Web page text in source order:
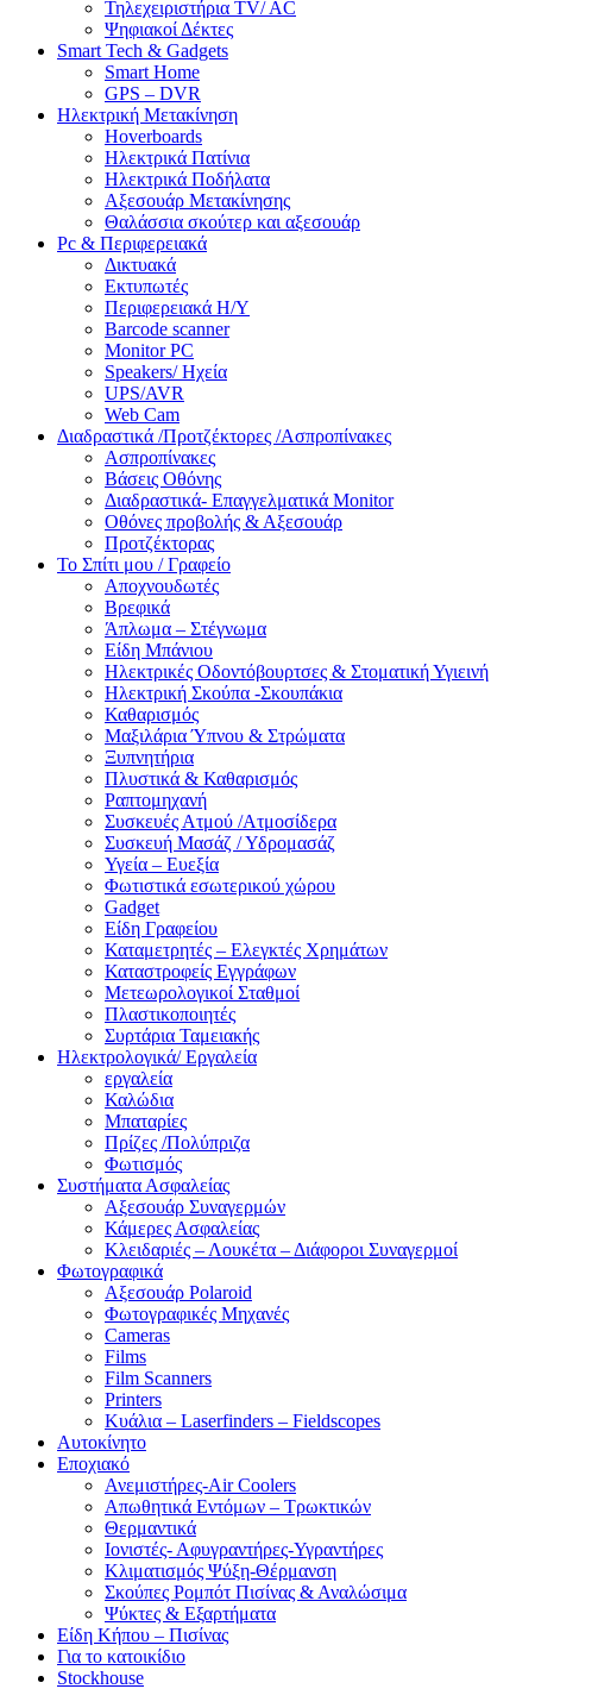
Τηλεχειριστήρια TV/ AC
Ψηφιακοί Δέκτες
Smart Tech & Gadgets
Smart Home
GPS – DVR
Ηλεκτρική Μετακίνηση
Hoverboards
Ηλεκτρικά Πατίνια
Ηλεκτρικά Ποδήλατα
Αξεσουάρ Μετακίνησης
Θαλάσσια σκούτερ και αξεσουάρ
Pc & Περιφερειακά
Δικτυακά
Εκτυπωτές
Περιφερειακά Η/Υ
Barcode scanner
Monitor PC
Speakers/ Ηχεία
UPS/AVR
Web Cam
Διαδραστικά /Προτζέκτορες /Ασπροπίνακες
Ασπροπίνακες
Βάσεις Οθόνης
Διαδραστικά- Επαγγελματικά Monitor
Οθόνες προβολής & Αξεσουάρ
Προτζέκτορας
Το Σπίτι μου / Γραφείο
Αποχνουδωτές
Βρεφικά
Άπλωμα – Στέγνωμα
Είδη Μπάνιου
Ηλεκτρικές Οδοντόβουρτσες & Στοματική Υγιεινή
Ηλεκτρική Σκούπα -Σκουπάκια
Καθαρισμός
Μαξιλάρια Ύπνου & Στρώματα
Ξυπνητήρια
Πλυστικά & Καθαρισμός
Ραπτομηχανή
Συσκευές Ατμού /Ατμοσίδερα
Συσκευή Μασάζ / Υδρομασάζ
Υγεία – Ευεξία
Φωτιστικά εσωτερικού χώρου
Gadget
Είδη Γραφείου
Καταμετρητές – Ελεγκτές Χρημάτων
Καταστροφείς Εγγράφων
Μετεωρολογικοί Σταθμοί
Πλαστικοποιητές
Συρτάρια Ταμειακής
Ηλεκτρολογικά/ Εργαλεία
εργαλεία
Καλώδια
Μπαταρίες
Πρίζες /Πολύπριζα
Φωτισμός
Συστήματα Ασφαλείας
Αξεσουάρ Συναγερμών
Κάμερες Ασφαλείας
Κλειδαριές – Λουκέτα – Διάφοροι Συναγερμοί
Φωτογραφικά
Αξεσουάρ Polaroid
Φωτογραφικές Μηχανές
Cameras
Films
Film Scanners
Printers
Κυάλια – Laserfinders – Fieldscopes
Αυτοκίνητο
Εποχιακό
Ανεμιστήρες-Air Coolers
Απωθητικά Εντόμων – Τρωκτικών
Θερμαντικά
Ιονιστές- Αφυγραντήρες-Υγραντήρες
Κλιματισμός Ψύξη-Θέρμανση
Σκούπες Ρομπότ Πισίνας & Αναλώσιμα
Ψύκτες & Εξαρτήματα
Είδη Κήπου – Πισίνας
Για το κατοικίδιο
Stockhouse